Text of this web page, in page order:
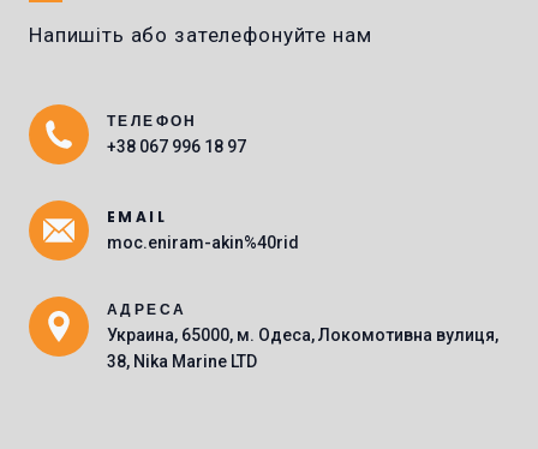
Напишіть або зателефонуйте нам
ТЕЛЕФОН
+38 067 996 18 97
Main Icons
EMAIL
moc.eniram-akin%40rid
АДРЕСА
Украина, 65000, м. Одеса, Локомотивна вулиця,
38, Nika Marine LTD